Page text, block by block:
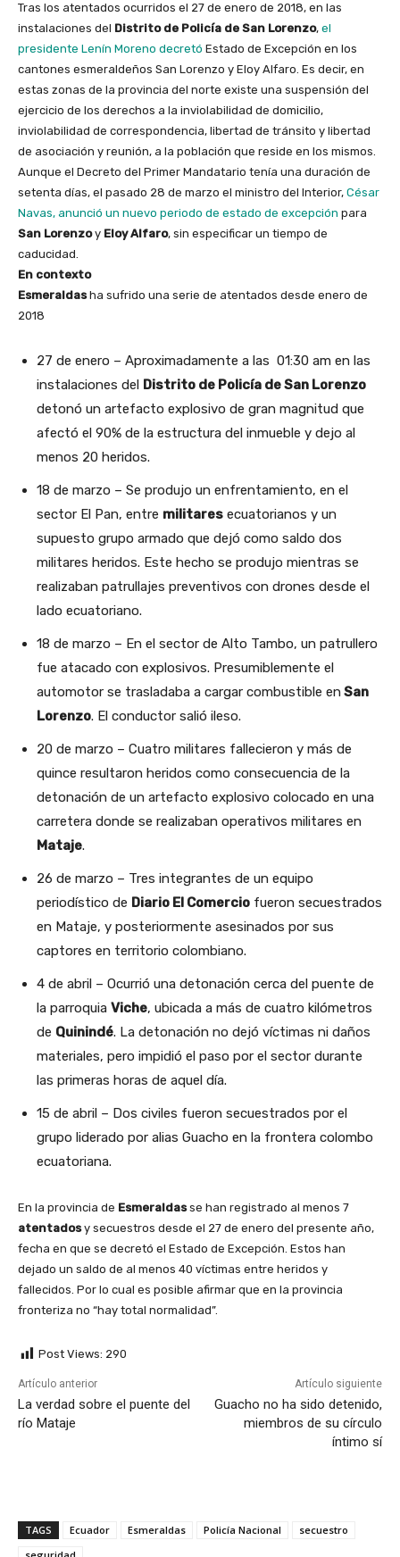
Tras los atentados ocurridos el 27 de enero de 2018, en las
instalaciones del Distrito de Policía de San Lorenzo, el
presidente Lenín Moreno decretó Estado de Excepción en los
cantones esmeraldeños San Lorenzo y Eloy Alfaro. Es decir, en
estas zonas de la provincia del norte existe una suspensión del
ejercicio de los derechos a la inviolabilidad de domicilio,
inviolabilidad de correspondencia, libertad de tránsito y libertad
de asociación y reunión, a la población que reside en los mismos.
Aunque el Decreto del Primer Mandatario tenía una duración de
setenta días, el pasado 28 de marzo el ministro del Interior, César
Navas, anunció un nuevo periodo de estado de excepción para
San Lorenzoy Eloy Alfaro, sin especificar un tiempo de
caducidad.
En contexto
Esmeraldasha sufrido una serie de atentados desde enero de
2018
27 de enero – Aproximadamente a las 01:30 am en las
instalaciones del Distrito de Policía de San Lorenzo
detonó un artefacto explosivo de gran magnitud que
afectó el 90% de la estructura del inmueble y dejo al
menos 20 heridos.
18 de marzo – Se produjo un enfrentamiento, en el
sector El Pan, entre militares ecuatorianos y un
supuesto grupo armado que dejó como saldo dos
militares heridos. Este hecho se produjo mientras se
realizaban patrullajes preventivos con drones desde el
lado ecuatoriano.
18 de marzo – En el sector de Alto Tambo, un patrullero
fue atacado con explosivos. Presumiblemente el
automotor se trasladaba a cargar combustible enSan
Lorenzo. El conductor salió ileso.
20 de marzo – Cuatro militares fallecieron y más de
quince resultaron heridos como consecuencia de la
detonación de un artefacto explosivo colocado en una
carretera donde se realizaban operativos militares en
Mataje.
26 de marzo – Tres integrantes de un equipo
periodístico de Diario El Comercio fueron secuestrados
en Mataje, y posteriormente asesinados por sus
captores en territorio colombiano.
4 de abril – Ocurrió una detonación cerca del puente de
la parroquia Viche, ubicada a más de cuatro kilómetros
de Quinindé. La detonación no dejó víctimas ni daños
materiales, pero impidió el paso por el sector durante
las primeras horas de aquel día.
15 de abril – Dos civiles fueron secuestrados por el
grupo liderado por alias Guacho en la frontera colombo
ecuatoriana.
En la provincia de Esmeraldasse han registrado al menos 7
atentadosy secuestros desde el 27 de enero del presente año,
fecha en que se decretó el Estado de Excepción. Estos han
dejado un saldo de al menos 40 víctimas entre heridos y
fallecidos. Por lo cual es posible afirmar que en la provincia
fronteriza no “hay total normalidad”.
Post Views: 290
Artículo anterior
La verdad sobre el puente del
río Mataje
Artículo siguiente
Guacho no ha sido detenido,
miembros de su círculo
íntimo sí
TAGS Ecuador Esmeraldas Policía Nacional
secuestro